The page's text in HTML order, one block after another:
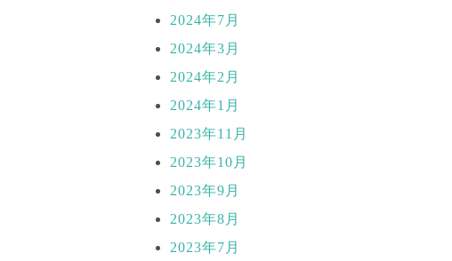
2024年7月
2024年3月
2024年2月
2024年1月
2023年11月
2023年10月
2023年9月
2023年8月
2023年7月